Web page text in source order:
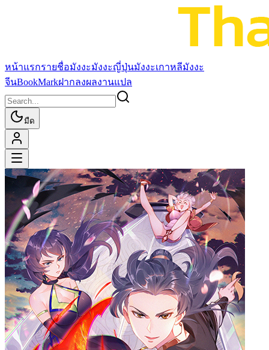
หน้าแรกรายชื่อมังงะมังงะญี่ปุ่นมังงะเกาหลีมังงะ
จีนBookMarkฝากลงผลงานแปล
มืด